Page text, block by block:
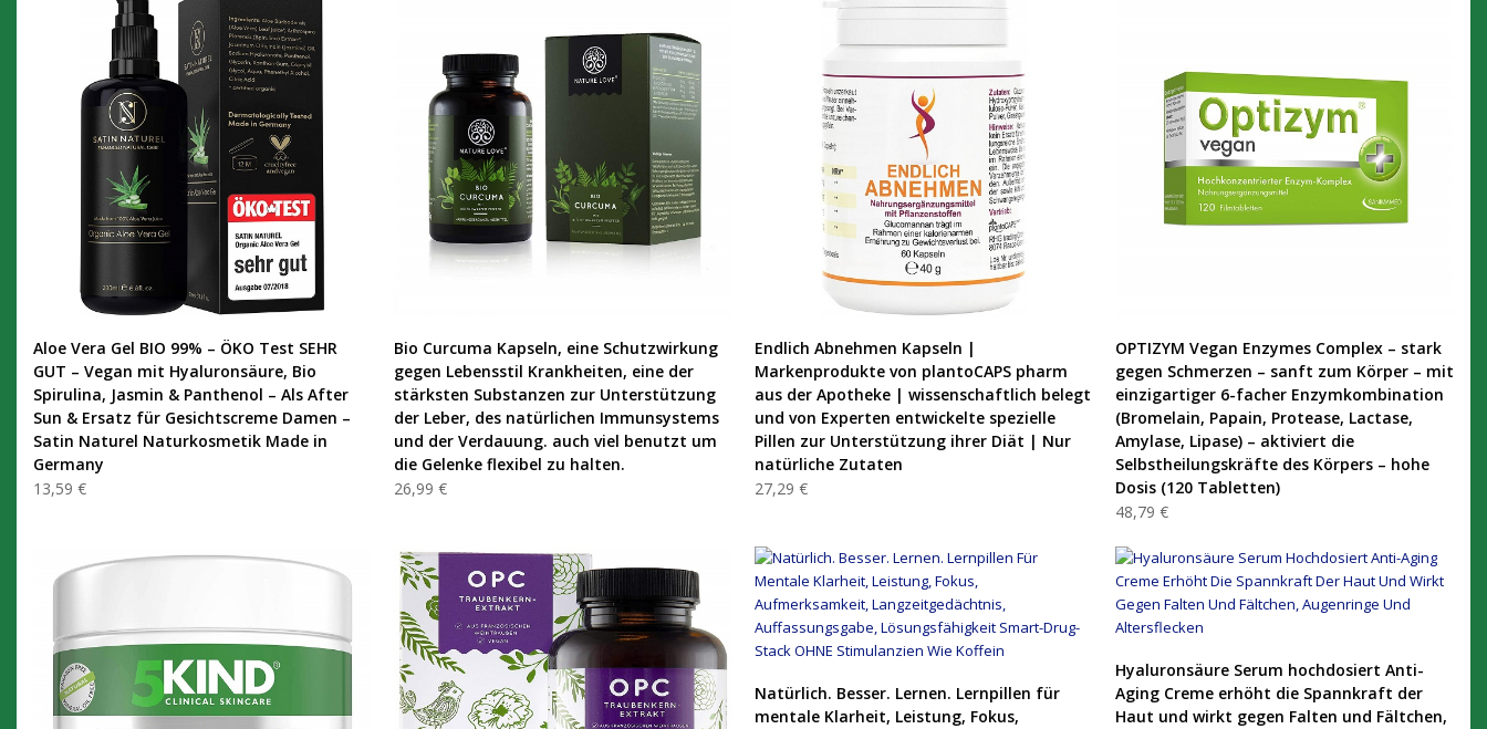
PRODUKT KAUFEN
Aloe Vera Gel BIO 99% – ÖKO Test SEHR
GUT – Vegan mit Hyaluronsäure, Bio
Spirulina, Jasmin & Panthenol – Als After
Sun & Ersatz für Gesichtscreme Damen –
Satin Naturel Naturkosmetik Made in
Germany
13,59 €
PRODUKT KAUFEN
Bio Curcuma Kapseln, eine Schutzwirkung
gegen Lebensstil Krankheiten, eine der
stärksten Substanzen zur Unterstützung
der Leber, des natürlichen Immunsystems
und der Verdauung. auch viel benutzt um
die Gelenke flexibel zu halten.
26,99 €
PRODUKT KAUFEN
Endlich Abnehmen Kapseln |
Markenprodukte von plantoCAPS pharm
aus der Apotheke | wissenschaftlich belegt
und von Experten entwickelte spezielle
Pillen zur Unterstützung ihrer Diät | Nur
natürliche Zutaten
27,29 €
PRODUKT KAUFEN
OPTIZYM Vegan Enzymes Complex – stark
gegen Schmerzen – sanft zum Körper – mit
einzigartiger 6-facher Enzymkombination
(Bromelain, Papain, Protease, Lactase,
Amylase, Lipase) – aktiviert die
Selbstheilungskräfte des Körpers – hohe
Dosis (120 Tabletten)
48,79 €
PRODUKT KAUFEN
Natürlich. Besser. Lernen. Lernpillen für
mentale Klarheit, Leistung, Fokus,
PRODUKT KAUFEN
Hyaluronsäure Serum hochdosiert Anti-
Aging Creme erhöht die Spannkraft der
Haut und wirkt gegen Falten und Fältchen,